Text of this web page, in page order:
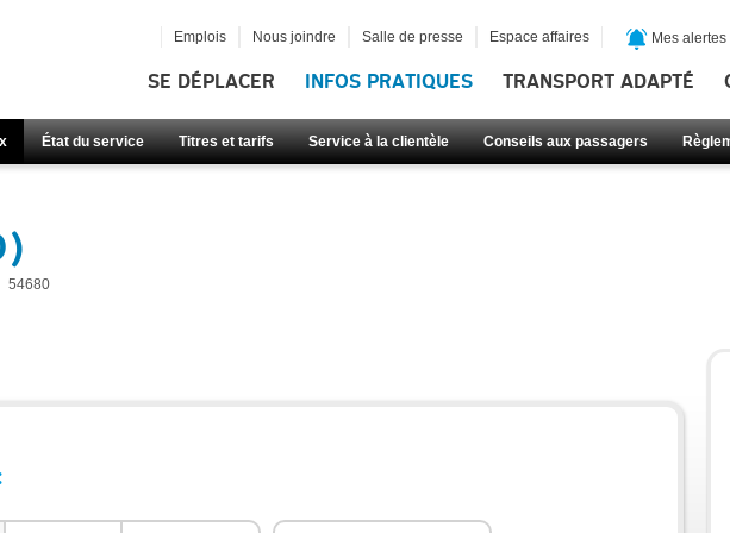
SE DÉPLACER INFOS PRATIQUES TRANSPORT ADAPTÉ
État du service Titres et tarifs Service à la clientèle Conseils aux passagers
Emplois Nous joindre Salle de presse Espace affaires Mes alertes
54680